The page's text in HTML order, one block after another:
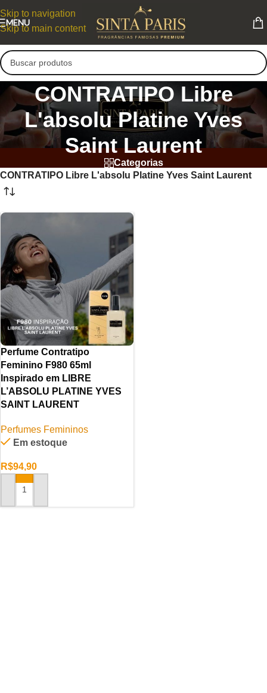
Skip to navigation
Skip to main content
MENU
CONTRATIPO Libre
L'absolu Platine Yves
Saint Laurent
Categorias
CONTRATIPO Libre L'absolu Platine Yves Saint Laurent
Perfume Contratipo
Feminino F980 65ml
Inspirado em LIBRE
L’ABSOLU PLATINE YVES
SAINT LAURENT
Perfumes Femininos
Em estoque
R$94,90
ADICIONAR AO CARRINHO